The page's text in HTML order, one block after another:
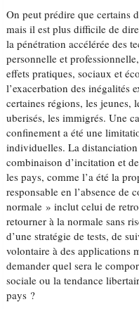
On peut prédire que certains
mais il est plus difficile de
la pénétration accélérée des
personnelle et
effets pratiques, sociaux et
l’exacerbation des inégalités
certaines régions, les jeunes,
uberisés, les immigrés. Une
confinement a été une
individuelles. La
combinaison d’incitation et
les pays, comme l’a été la
responsable en l’absence de
normale » inclut celui de
retourner à la normale sans
d’une stratégie de tests, de
volontaire à des applications
demander quel sera le
sociale ou la tendance
pays ?